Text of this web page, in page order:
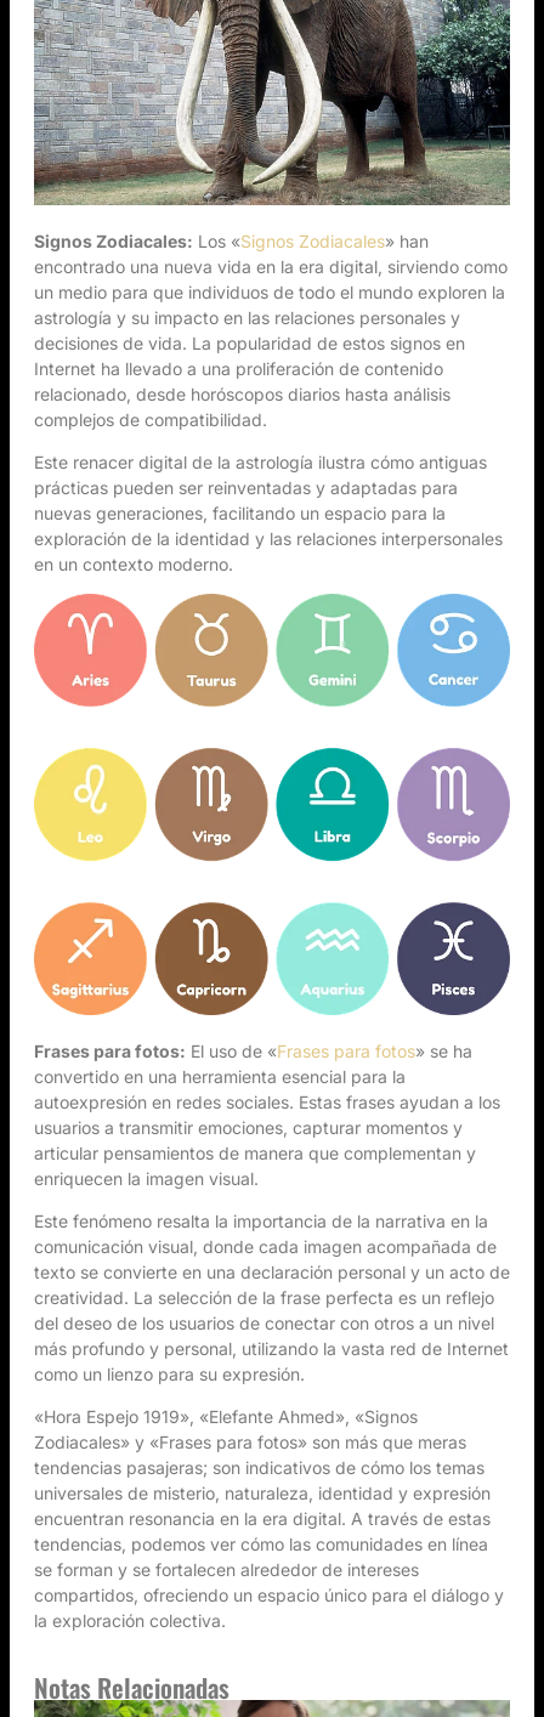
Signos Zodiacales: Los «Signos Zodiacales» han
encontrado una nueva vida en la era digital, sirviendo como
un medio para que individuos de todo el mundo exploren la
astrología y su impacto en las relaciones personales y
decisiones de vida. La popularidad de estos signos en
Internet ha llevado a una proliferación de contenido
relacionado, desde horóscopos diarios hasta análisis
complejos de compatibilidad.
Este renacer digital de la astrología ilustra cómo antiguas
prácticas pueden ser reinventadas y adaptadas para
nuevas generaciones, facilitando un espacio para la
exploración de la identidad y las relaciones interpersonales
en un contexto moderno.
Frases para fotos: El uso de «Frases para fotos» se ha
convertido en una herramienta esencial para la
autoexpresión en redes sociales. Estas frases ayudan a los
usuarios a transmitir emociones, capturar momentos y
articular pensamientos de manera que complementan y
enriquecen la imagen visual.
Este fenómeno resalta la importancia de la narrativa en la
comunicación visual, donde cada imagen acompañada de
texto se convierte en una declaración personal y un acto de
creatividad. La selección de la frase perfecta es un reflejo
del deseo de los usuarios de conectar con otros a un nivel
más profundo y personal, utilizando la vasta red de Internet
como un lienzo para su expresión.
«Hora Espejo 1919», «Elefante Ahmed», «Signos
Zodiacales» y «Frases para fotos» son más que meras
tendencias pasajeras; son indicativos de cómo los temas
universales de misterio, naturaleza, identidad y expresión
encuentran resonancia en la era digital. A través de estas
tendencias, podemos ver cómo las comunidades en línea
se forman y se fortalecen alrededor de intereses
compartidos, ofreciendo un espacio único para el diálogo y
la exploración colectiva.
Notas Relacionadas